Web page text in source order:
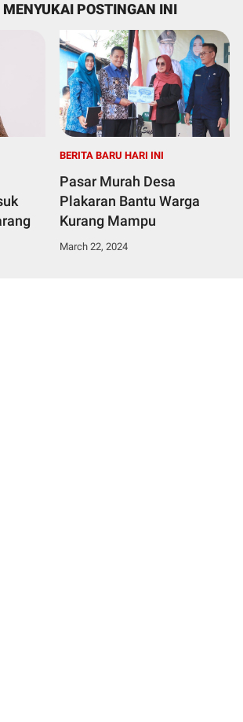
POSTINGAN INI
BERITA BARU HARI INI
Pasar Murah Desa
Plakaran Bantu Warga
Kurang Mampu
March 22, 2024